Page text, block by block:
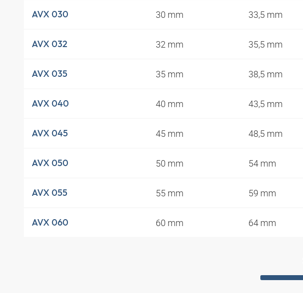
AVX 030 30 mm 33,5 mm
AVX 032 32 mm 35,5 mm
AVX 035 35 mm 38,5 mm
AVX 040 40 mm 43,5 mm
AVX 045 45 mm 48,5 mm
AVX 050 50 mm 54 mm
AVX 055 55 mm 59 mm
AVX 060 60 mm 64 mm